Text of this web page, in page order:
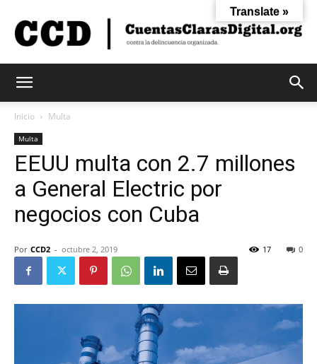
Claras
Digital
Inicio Multa
Multa
EEUU multa con 2.7 millones
a General Electric por
negocios con Cuba
Por CCD2 - octubre 2, 2019 0
17
Translate »